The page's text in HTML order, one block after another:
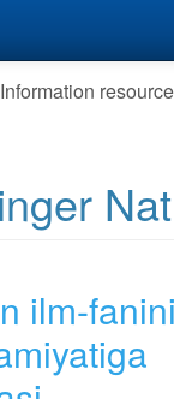
ilm-